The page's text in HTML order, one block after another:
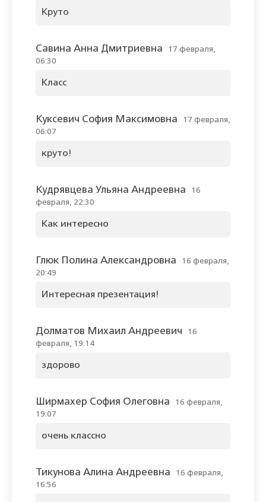
Круто
Савина Анна Дмитриевна
17 февраля,
06:30
Класс
Куксевич София Максимовна
17 февраля,
06:07
круто!
Кудрявцева Ульяна Андреевна
16
февраля, 22:30
Как интересно
Глюк Полина Александровна
16 февраля,
20:49
Интересная презентация!
Долматов Михаил Андреевич
16
февраля, 19:14
здорово
Ширмахер София Олеговна
16 февраля,
19:07
очень классно
Тикунова Алина Андреевна
16 февраля,
16:56